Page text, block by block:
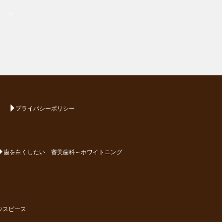
プライバシーポリシー
歯を白くしたい 審美歯科～ホワイトニング
スピース